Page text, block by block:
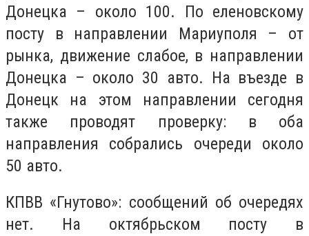
Донецка – около 100. По еленовскому
посту в направлении Мариуполя – от
рынка, движение слабое, в направлении
Донецка – около 30 авто. На въезде в
Донецк на этом направлении сегодня
также проводят проверку: в оба
направления собрались очереди около
50 авто.
КПВВ «Гнутово»: сообщений об очередях
нет. На октябрьском посту в